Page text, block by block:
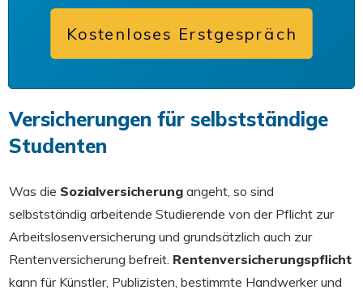
Kostenloses Erstgespräch
Versicherungen für selbstständige
Studenten
Was die Sozialversicherung angeht, so sind
selbstständig arbeitende Studierende von der Pflicht zur
Arbeitslosenversicherung und grundsätzlich auch zur
Rentenversicherung befreit. Rentenversicherungspflicht
kann für Künstler, Publizisten, bestimmte Handwerker und